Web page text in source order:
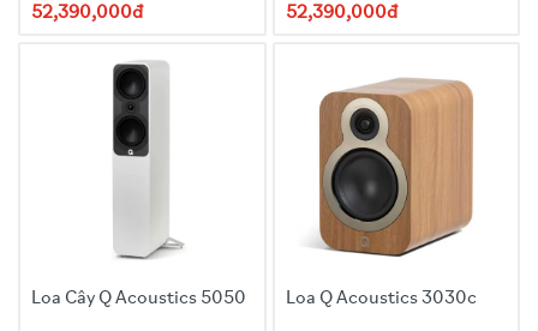
Kèm chân: 250mm x 710mm x 296mm (10.0” x 28.0” x
Không kèm chân: 170mm x 700mm x 296mm (6.7” x 25.6”
Mỗi chiếc đơn: 840mm x 310mm x 425mm (33.1” x
12.2” x 16.7”)
Cặp: 850mm x 645mm x 460mm (33.5” x 25.4” x
18.1”)
52,390,000đ 52,390,000đ
Loa Cây Q Acoustics 5050 Loa Q Acoustics 3030c